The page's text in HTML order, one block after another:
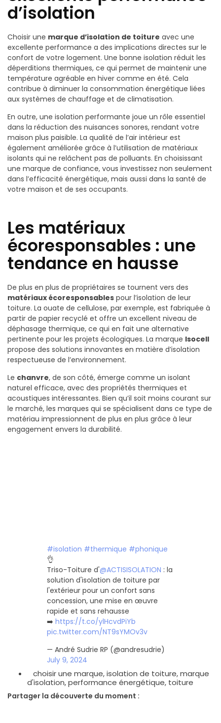
d’isolation
Choisir une marque d’isolation de toiture avec une
excellente performance a des implications directes sur le
confort de votre logement. Une bonne isolation réduit les
déperditions thermiques, ce qui permet de maintenir une
température agréable en hiver comme en été. Cela
contribue à diminuer la consommation énergétique liées
aux systèmes de chauffage et de climatisation.
En outre, une isolation performante joue un rôle essentiel
dans la réduction des nuisances sonores, rendant votre
maison plus paisible. La qualité de l’air intérieur est
également améliorée grâce à l’utilisation de matériaux
isolants qui ne relâchent pas de polluants. En choisissant
une marque de confiance, vous investissez non seulement
dans l’efficacité énergétique, mais aussi dans la santé de
votre maison et de ses occupants.
Les matériaux
écoresponsables : une
tendance en hausse
De plus en plus de propriétaires se tournent vers des
matériaux écoresponsables pour l’isolation de leur
toiture. La ouate de cellulose, par exemple, est fabriquée à
partir de papier recyclé et offre un excellent niveau de
déphasage thermique, ce qui en fait une alternative
pertinente pour les projets écologiques. La marque Isocell
propose des solutions innovantes en matière d’isolation
respectueuse de l’environnement.
Le chanvre, de son côté, émerge comme un isolant
naturel efficace, avec des propriétés thermiques et
acoustiques intéressantes. Bien qu’il soit moins courant sur
le marché, les marques qui se spécialisent dans ce type de
matériau impressionnent de plus en plus grâce à leur
engagement envers la durabilité.
#isolation #thermique #phonique
👌
Triso-Toiture d'@ACTISISOLATION : la
solution d'isolation de toiture par
l'extérieur pour un confort sans
concession, une mise en œuvre
rapide et sans rehausse
➡️ https://t.co/ylHcvdPiYb
pic.twitter.com/NT9sYMOv3v
— André Sudrie RP (@andresudrie)
July 9, 2024
choisir une marque,isolation de toiture,marque
d'isolation,performance énergétique, toiture
Partager la découverte du moment :